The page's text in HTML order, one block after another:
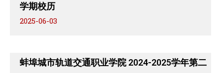
学期校历
2025-06-03
蚌埠城市轨道交通职业学院 2024-2025学年第二